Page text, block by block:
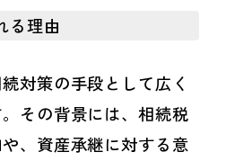
る理由
対策の手段として広く
その背景には、相続税
、資産承継に対する意